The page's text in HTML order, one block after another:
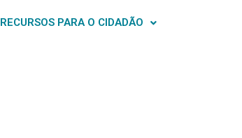
RECURSOS PARA O CIDADÃO